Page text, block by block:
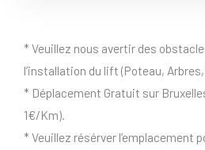
* Veuillez nous avertir des
l’installation du lift (Poteau,
* Déplacement Gratuit sur
1€/Km).
* Veuillez résérver l’emplacement